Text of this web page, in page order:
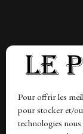
Pour offrir les
pour stocker et/
technologies